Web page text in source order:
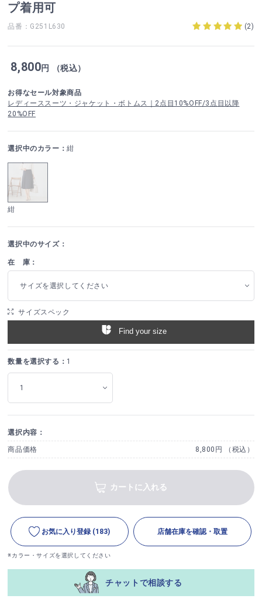
プ着用可
品番：G251L630 (2)
8,800円 （税込）
お得なセール対象商品
レディーススーツ・ジャケット・ボトムス｜2点目10%OFF/3点目以降
20%OFF
選択中のカラー：紺
紺
選択中のサイズ：
在 庫：
サイズを選択してください
サイズスペック
Find your size
数量を選択する： 1
選択内容：
商品価格 8,800円 （税込）
カートに入れる
お気に入り登録 (183) 店舗在庫を確認・取置
※カラー・サイズを選択してください
チャットで相談する